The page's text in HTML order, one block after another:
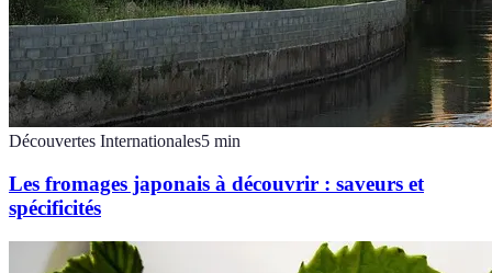
Découvertes Internationales5 min
Les fromages japonais à découvrir : saveurs et
spécificités